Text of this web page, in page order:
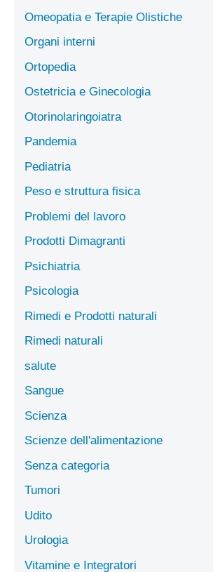
Omeopatia e Terapie Olistiche
Organi interni
Ortopedia
Ostetricia e Ginecologia
Otorinolaringoiatra
Pandemia
Pediatria
Peso e struttura fisica
Problemi del lavoro
Prodotti Dimagranti
Psichiatria
Psicologia
Rimedi e Prodotti naturali
Rimedi naturali
salute
Sangue
Scienza
Scienze dell'alimentazione
Senza categoria
Tumori
Udito
Urologia
Vitamine e Integratori